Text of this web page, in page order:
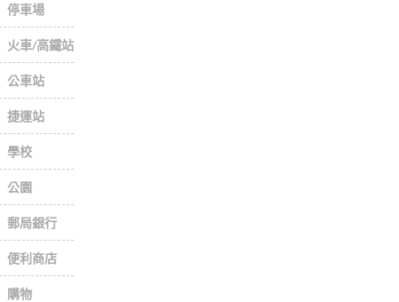
停車場
火車/高鐵站
公車站
捷運站
學校
公園
郵局銀行
便利商店
購物